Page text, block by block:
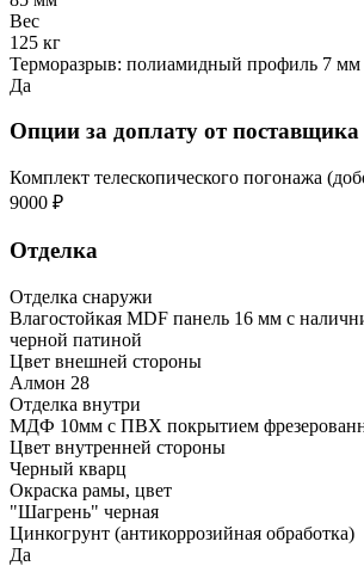
Вес
125 кг
Терморазрыв: полиамидный профиль 7 мм
Да
Опции за доплату от поставщика
Комплект телескопического погонажа
9000 ₽
Отделка
Отделка снаружи
Влагостойкая MDF панель 16 мм с
черной патиной
Цвет внешней стороны
Алмон 28
Отделка внутри
МДФ 10мм с ПВХ покрытием
Цвет внутренней стороны
Черный кварц
Окраска рамы, цвет
"Шагрень" черная
Цинкогрунт (антикоррозийная обработка)
Да